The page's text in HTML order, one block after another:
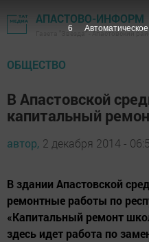
АПАСТОВО-ИНФОРМ
Газета "Звезда" - Апастовский
ОБЩЕСТВО
В Апастовской
капитальный
автор, 2 декабря 2014 -
В здании Апастовской
ремонтные работы по
«Капитальный ремонт
здесь идет работа по
5